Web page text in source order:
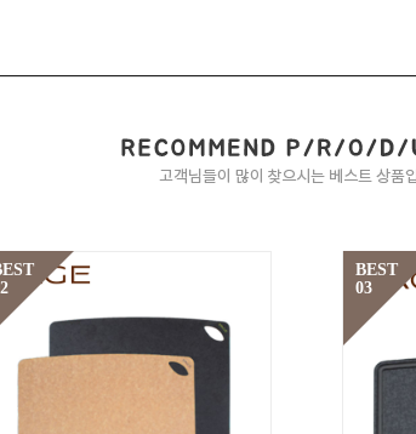
BEST
03